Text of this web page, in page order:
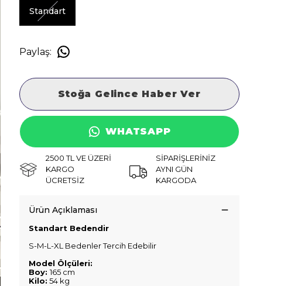
Standart
Paylaş:
Stoğa Gelince Haber Ver
WHATSAPP
2500 TL VE ÜZERİ
KARGO
ÜCRETSİZ
SİPARİŞLERİNİZ
AYNI GÜN
KARGODA
Ürün Açıklaması
Standart Bedendir
S-M-L-XL Bedenler Tercih Edebilir
Model Ölçüleri:
Boy:165 cm
Kilo: 54 kg